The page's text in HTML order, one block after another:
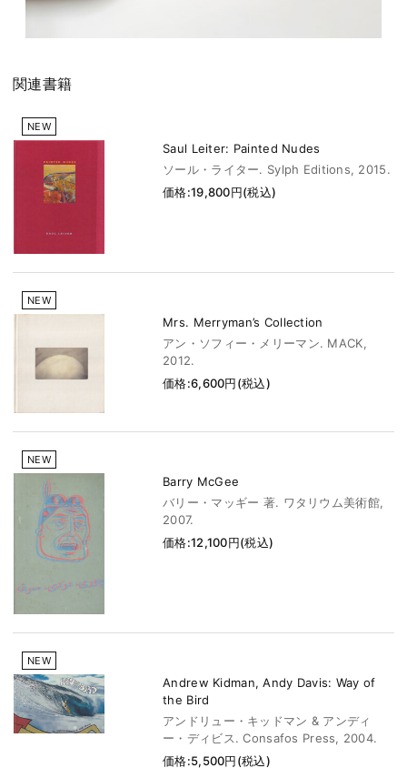
関連書籍
NEW
Saul Leiter: Painted Nudes
ソール・ライター. Sylph Editions, 2015.
価格:19,800円(税込)
NEW
Mrs. Merryman’s Collection
アン・ソフィー・メリーマン. MACK,
2012.
価格:6,600円(税込)
NEW
Barry McGee
バリー・マッギー 著. ワタリウム美術館,
2007.
価格:12,100円(税込)
NEW
Andrew Kidman, Andy Davis: Way of
the Bird
アンドリュー・キッドマン & アンディ
ー・ディビス. Consafos Press, 2004.
価格:5,500円(税込)